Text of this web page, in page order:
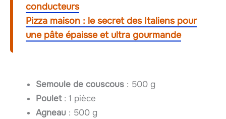
conducteurs
Pizza maison : le secret des Italiens pour
une pâte épaisse et ultra gourmande
Semoule de couscous : 500 g
Poulet: 1 pièce
Agneau : 500 g